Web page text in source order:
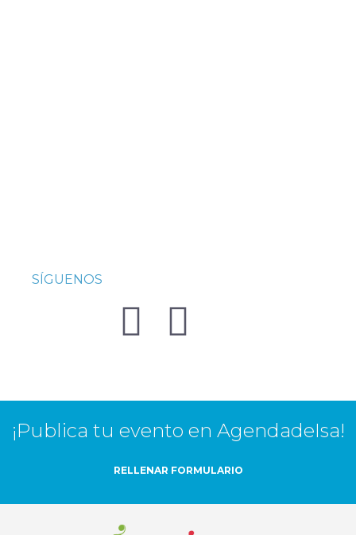
SÍGUENOS
¡Publica tu evento en AgendadeIsa!
RELLENAR FORMULARIO